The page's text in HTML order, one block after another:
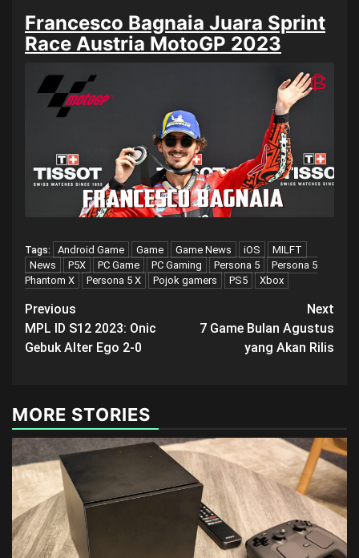
Francesco Bagnaia Juara Sprint
Race Austria MotoGP 2023
Tags: Android Game Game Game News iOS
MILFT
News
P5X PC Game PC Gaming Persona 5
Persona 5
Phantom X
Persona 5 X Pojok gamers PS5 Xbox
Post
navigation
Previous
MPL ID S12 2023: Onic
Gebuk Alter Ego 2-0
Next
7 Game Bulan Agustus
yang Akan Rilis
MORE STORIES